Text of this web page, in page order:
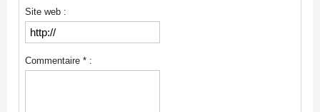
Site web :
Commentaire * :